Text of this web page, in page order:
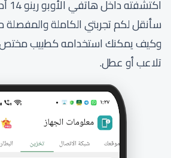
سأنقل لكم تجربتي الكاملة والمفصلة
وكيف يمكنك استخدامه كطبيب
تلاعب أو عطل.